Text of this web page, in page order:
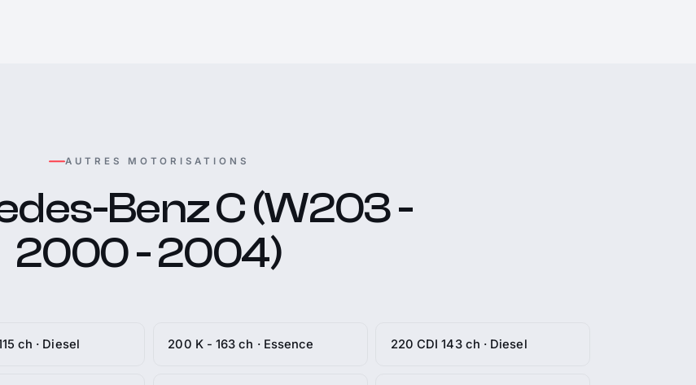
AUTRES MOTORISATIONS
Benz C (W203 -
2000 - 2004)
ch · Diesel 200 K - 163 ch · Essence 220 CDI 143 ch · Diesel